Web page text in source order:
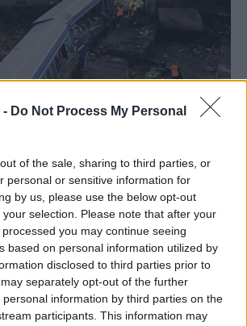
- Do Not Process My Personal
of the sale, sharing to third parties, or
personal or sensitive information for
by us, please use the below opt-out
selection. Please note that after your
you may continue seeing
based on personal information utilized by
disclosed to third parties prior to
separately opt-out of the further
information by third parties on the
participants. This information may
Πλακιά:
τα πορίσματα -Αποκλείουν
ύπαρξη παράνομου
σε δίκη, χωρίς να
διάφορα άλλα παράπλευρα
σενάρια, που θα δυσχέραιναν